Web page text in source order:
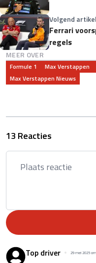
Volgend artikel
Ferrari
regels
MEER OVER
Formule 1 Max Verstappen
Max Verstappen Nieuws
13 Reacties
Top driver 29 mei 2025